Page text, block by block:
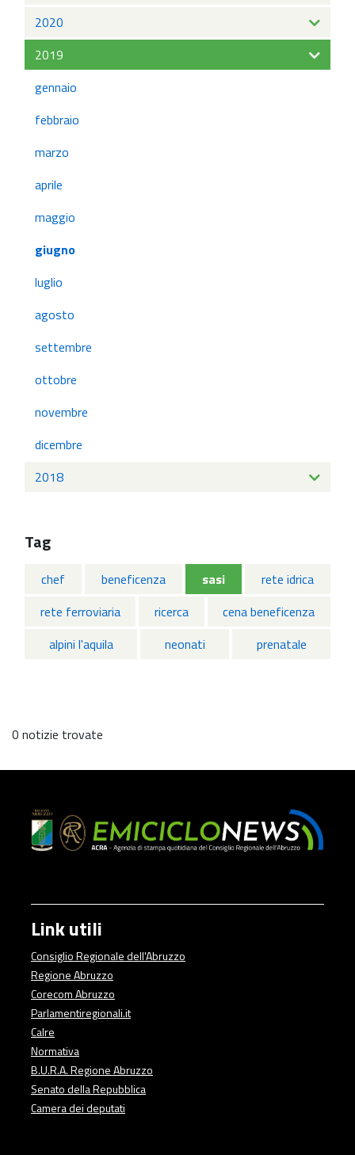
2020
2019
gennaio
febbraio
marzo
aprile
maggio
giugno
luglio
agosto
settembre
ottobre
novembre
dicembre
2018
Tag
chef beneficenza sasi
rete idrica
rete ferroviaria
ricerca
cena beneficenza
alpini l'aquila
neonati prenatale
0 notizie trovate
Link utili
Consiglio Regionale dell'Abruzzo
Regione Abruzzo
Corecom Abruzzo
Parlamentiregionali.it
Calre
Normativa
B.U.R.A. Regione Abruzzo
Senato della Repubblica
Camera dei deputati